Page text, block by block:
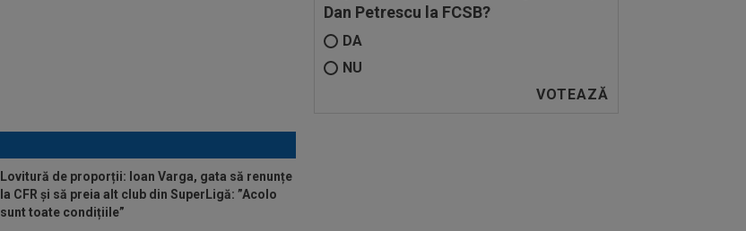
Dan Petrescu la FCSB?
DA
NU
Lovitură de proporții: Ioan Varga, gata să renunțe
la CFR și să preia alt club din SuperLigă: ”Acolo
sunt toate condițiile”